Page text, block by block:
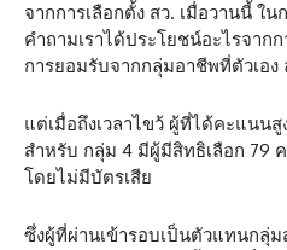
จากการเลือกตั้ง สว. เมื่อวานนี้ ใ
คำถามเราได้ประโยชน์อะไรจาก
การยอมรับจากกลุ่มอาชีพที่ตัวเอง
แต่เมื่อถึงเวลาไขว้ ผู้ที่ได้คะแนน
สำหรับ กลุ่ม 4 มีผู้มีสิทธิเลือก 79
โดยไม่มีบัตรเสีย
ซึ่งผู้ที่ผ่านเข้ารอบเป็นตัวแทนกลุ่